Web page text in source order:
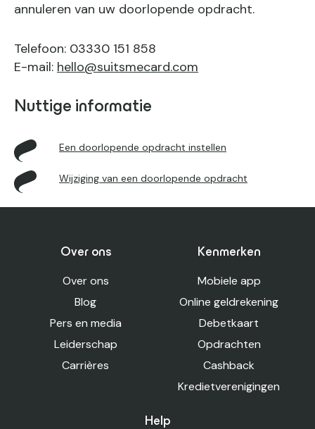
annuleren van uw doorlopende opdracht.
Telefoon: 03330 151 858
E-mail: hello@suitsmecard.com
Nuttige informatie
Een doorlopende opdracht instellen
Wijziging van een doorlopende opdracht
Over ons
Over ons
Blog
Pers en media
Leiderschap
Carrières
Kenmerken
Mobiele app
Online geldrekening
Debetkaart
Opdrachten
Cashback
Kredietverenigingen
Help